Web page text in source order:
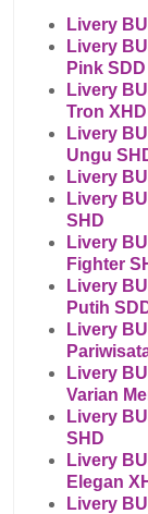
Livery
Livery
Pink SDD
Livery
Tron XHD
Livery
Ungu
Livery
Livery
SHD
Livery
Fighter
Livery
Putih
Livery
Livery
Varian
Livery
SHD
Livery
Elegan
Livery